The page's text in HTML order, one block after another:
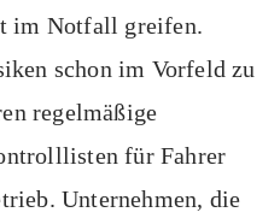
im Notfall greifen.
schon im Vorfeld zu
regelmäßige
für Fahrer
Unternehmen, die